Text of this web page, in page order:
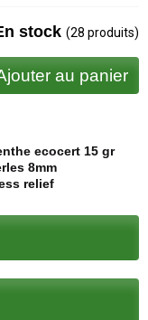
stock (28 produits)
au panier
ecocert 15 gr
8mm
relief